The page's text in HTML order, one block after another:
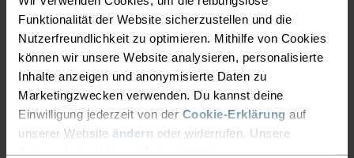
Funktionalität der Website sicherzustellen und die
Nutzerfreundlichkeit zu optimieren. Mithilfe von Cookies
können wir unsere Website analysieren, personalisierte
Inhalte anzeigen und anonymisierte Daten zu
Marketingzwecken verwenden. Du kannst deine
Einwilligung jederzeit von der Cookie-Erklärung auf
unserer Website ändern oder widerrufen. Unsere
NIEDRIG MODERAT HOCH
AKTIVITÄTSART
ALLES MODERATE AKTIVITÄTEN
Wandern - Training - Casual Comfort